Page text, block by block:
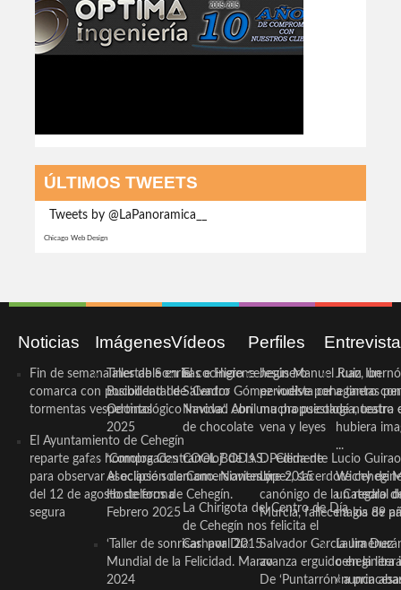
ÚLTIMOS TWEETS
Tweets by @LaPanoramica__
Chicago Web Design
Noticias
Fin de semana inestable en la
comarca con posibilidad de
tormentas vespertinas
El Ayuntamiento de Cehegín
reparte gafas homologadas
para observar el eclipse solar
del 12 de agosto de forma
segura
Imágenes
Taller de Sonrisas e Higiene
Bucodental de ‘Centro
Odontológico Innova’. Abril
2025
‘Compra Contrarreloj’ de la
Asociación de Comerciantes y
Hosteleros de Cehegín.
Febrero 2025
‘Taller de sonrisas’ por Día
Mundial de la Felicidad. Marzo
2024
Vídeos
El cocinero ceheginero
Salvador Gómez vuelve por
Navidad con una propuesta
de chocolate
COOL BODAS. Pedida de
mano. Noviembre 2015
La Chirigota del Centro de Día
de Cehegín nos felicita el
Carnaval 2015
Perfiles
Jesús Manuel Ruiz, un
periodista ceheginero con
mucha psicología, teatro
vena y leyes
D. Clemente Lucio Guirao
López, sacerdote
canónigo de la Catedral
Murcia, fallece a los 89
Salvador García Jiménez
avanza erguido en la
De ‘Puntarrón’ a
Juan
a tantas
de nuestra
hubiera
...
Wichy de
un regalo
magia de
Laura
ceheginera
«nunca